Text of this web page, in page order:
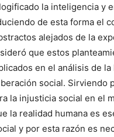
la inteligencia y
de esta forma el
alejados de la
que estos
en el análisis de
social. Sirviendo
la injusticia social en el
la realidad humana es
y por esta razón es